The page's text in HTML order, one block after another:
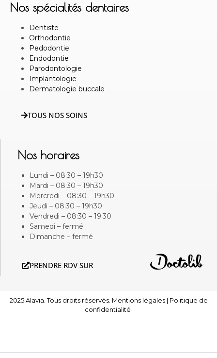
Nos spécialités dentaires
Dentiste
Orthodontie
Pedodontie
Endodontie
Parodontologie
Implantologie
Dermatologie buccale
TOUS NOS SOINS
Nos horaires
Lundi – 08:30 – 19h30
Mardi – 08:30 – 19h30
Mercredi – 08:30 – 19h30
Jeudi – 08:30 – 19h30
Vendredi – 08:30 – 19:30
Samedi – fermé
Dimanche – fermé
PRENDRE RDV SUR
2025 Alavia. Tous droits réservés. Mentions légales| Politique de
confidentialité